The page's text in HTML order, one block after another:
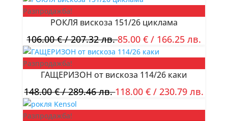
Разпродажба!
РОКЛЯ вискоза 151/26 циклама
106.00€/ 207.32 лв.85.00€ / 166.25 лв.
Разпродажба!
ГАЩЕРИЗОН от вискоза 114/26 каки
148.00€/ 289.46 лв.118.00€ / 230.79 лв.
Разпродажба!